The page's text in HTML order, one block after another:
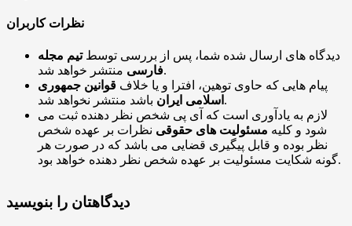
نظرات کاربران
دیدگاه های ارسال شده شما، پس از بررسی توسطتیم مجله
فارسیمنتشر خواهد شد.
پیام هایی که حاوی توهین، افترا و یا خلاف قوانین جمهوری
اسلامی ایران باشد منتشر نخواهد شد.
لازم به یادآوری است که آی پی شخص نظر دهنده ثبت می
شود و کلیه مسئولیت های حقوقی نظرات بر عهده شخص
نظر بوده و قابل پیگیری قضایی می باشد که در صورت هر
گونه شکایت مسئولیت بر عهده شخص نظر دهنده خواهد بود.
دیدگاهتان را بنویسید